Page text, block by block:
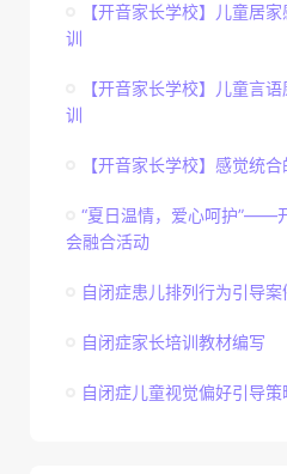
【开音家长学校】儿童居
训
【开音家长学校】儿童言
训
【开音家长学校】感觉统
“夏日温情，爱心呵护”——
会融合活动
自闭症患儿排列行为引导案
自闭症家长培训教材编写
自闭症儿童视觉偏好引导策